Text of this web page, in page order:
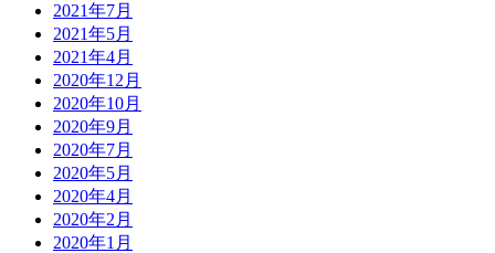
2021年7月
2021年5月
2021年4月
2020年12月
2020年10月
2020年9月
2020年7月
2020年5月
2020年4月
2020年2月
2020年1月